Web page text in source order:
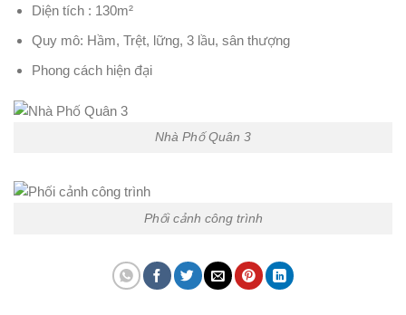
Diện tích : 130m²
Quy mô: Hầm, Trệt, lững, 3 lầu, sân thượng
Phong cách hiện đại
Nhà Phố Quân 3
Phối cảnh công trình